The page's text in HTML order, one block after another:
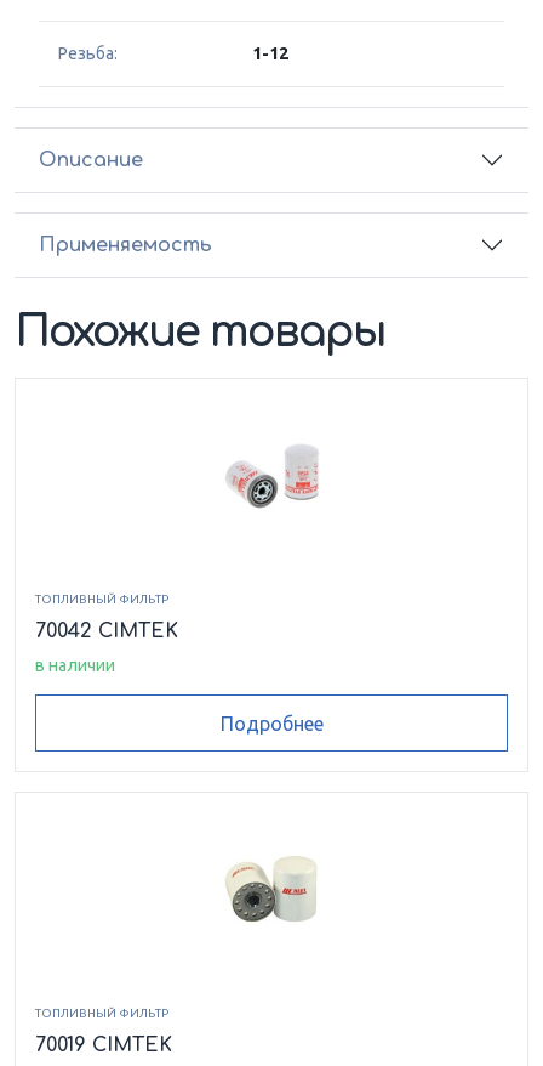
Резьба: 1-12
Описание
Применяемость
Похожие товары
ТОПЛИВНЫЙ ФИЛЬТР
70042 CIMTEK
в наличии
Подробнее
ТОПЛИВНЫЙ ФИЛЬТР
70019 CIMTEK